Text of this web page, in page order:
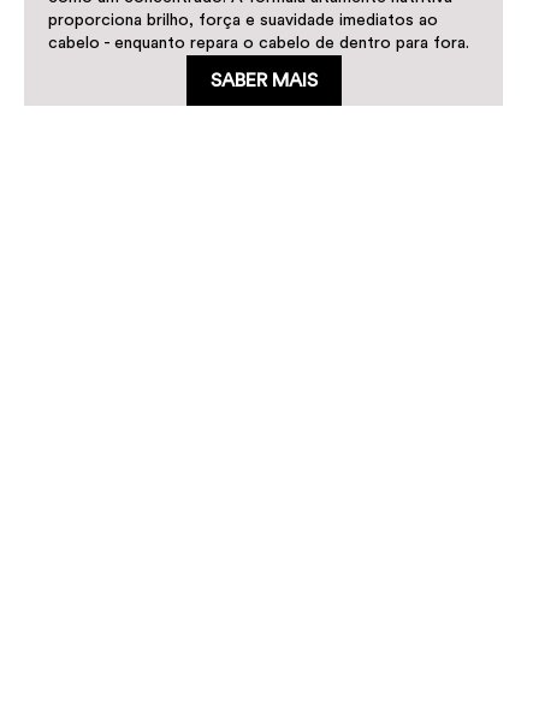
proporciona brilho, força e suavidade imediatos ao
cabelo - enquanto repara o cabelo de dentro para fora.
SABER MAIS